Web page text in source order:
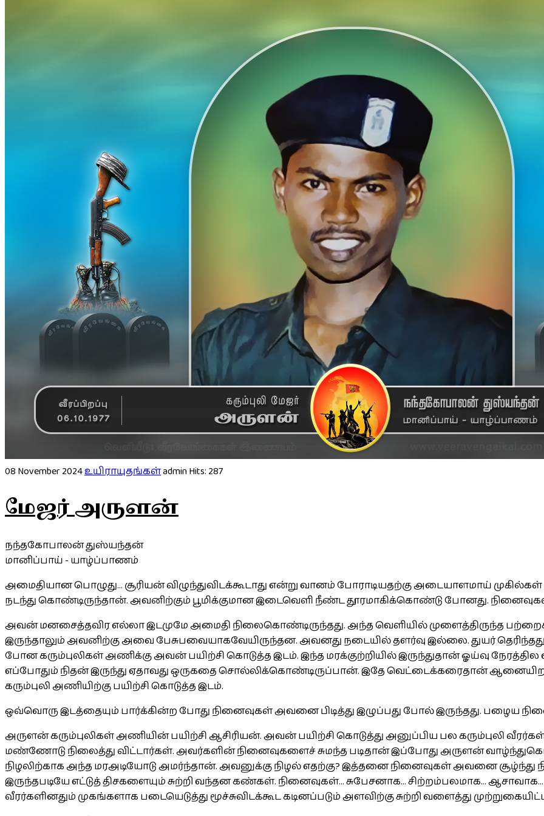
08 November 2024உயிராயுதங்கள்adminHits: 287
மேஜர் அருளன்
நந்தகோபாலன் துஸ்யந்தன்
மானிப்பாய் - யாழ்ப்பாணம்
அமைதியான பொழுது... சூரியன் விழுந்துவிடக்கூடாது என்று வானம் போராடியதற்கு அடையாளமாய்
நடந்து கொண்டிருந்தான். அவனிற்கும் பூமிக்குமான இடைவெளி நீண்ட தூரமாகிக்கொண்டு போனது.
அவன் மனசைத்தவிர எல்லா இடமுமே அமைதி நிலைகொண்டிருந்தது. அந்த வெளியில் முளைத்திருந்த
இருந்தாலும் அவனிற்கு அவை பேசுபவையாகவேயிருந்தன. அவனது நடையில் தளர்வு இல்லை. துயர்
போன கரும்புலிகள் அணிக்கு அவன் பயிற்சி கொடுத்த இடம். இந்த மரக்குற்றியில் இருந்துதான் ஓய்வு நேரத்தில
எப்போதும் நிதன் இருந்து ஏதாவது ஒருகதை சொல்லிக்கொண்டிருப்பான். இதே வெட்டைக்கரைதான்
கரும்புலி அணியிற்கு பயிற்சி கொடுத்த இடம்.
ஒவ்வொரு இடத்தையும் பார்க்கின்ற போது நினைவுகள் அவனை பிடித்து இழுப்பது போல் இருந்தது. பழைய
அருளன் கரும்புலிகள் அணியின் பயிற்சி ஆசிரியன். அவன் பயிற்சி கொடுத்து அனுப்பிய பல கரும்புலி
மண்ணோடு நிலைத்து விட்டார்கள். அவர்களின் நினைவுகளைச் சுமந்த படிதான் இப்போது அருளன்
நிழலிற்காக அந்த மரஅடியோடு அமர்ந்தான். அவனுக்கு நிழல் எதற்கு? இத்தனை நினைவுகள் அவனை சூழ்ந்து
இருந்தபடியே எட்டுத் திசகளையும் சுற்றி வந்தன கண்கள். நினைவுகள்... சுபேசனாக... சிற்றம்பலமாக...
வீரர்களினதும் முகங்களாக படையெடுத்து மூச்சுவிடக்கூட கடினப்படும் அளவிற்கு சுற்றி வளைத்து